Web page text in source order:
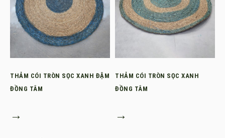
THẢM CÓI TRÒN SỌC XANH ĐẬM
ĐỒNG TÂM
→
THẢM CÓI TRÒN SỌC XANH
ĐỒNG TÂM
→